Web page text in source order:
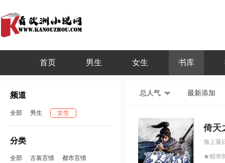
首页 男生 女生 书库
频道
全部 男生 女生
分类
全部 古装言情 都市言情
总人气 最新添加
倚天
海上落
★精华